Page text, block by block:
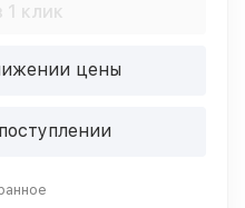
1 клик
цены